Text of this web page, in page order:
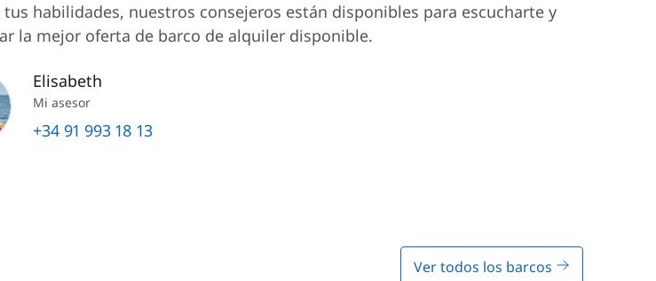
habilidades, nuestros consejeros están disponibles para escucharte y
la mejor oferta de barco de alquiler disponible.
Elisabeth
Mi asesor
+34 91 993 18 13
Ver todos los barcos